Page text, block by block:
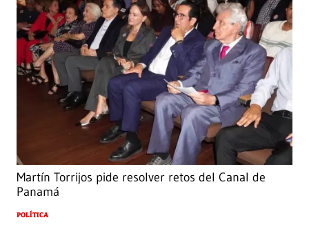
Martín Torrijos pide resolver retos del Canal de
Panamá
POLÍTICA